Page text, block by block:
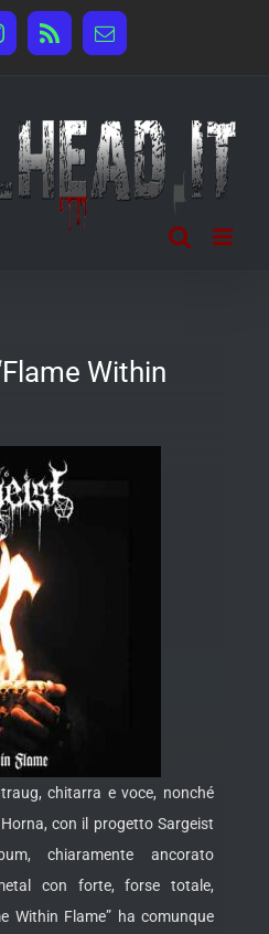
Rss Email
Within
chitarra e voce, nonché
con il progetto Sargeist
chiaramente ancorato
con forte, forse totale,
Within Flame” ha comunque